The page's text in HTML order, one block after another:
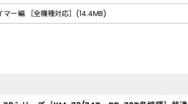
マー編 ［全機種対応］(14.4MB)